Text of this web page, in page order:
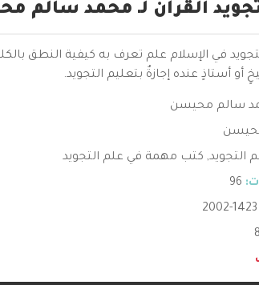
تجويد القرآن لـ محمد سالم
في الإسلام علم تعرف به كيفية النطق
أستاذٍ عنده إجازةٌ بتعليم التجويد.
سالم محيسن
التجويد, كتب مهمة في علم التجويد
96
1423-2002